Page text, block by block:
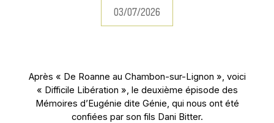
03/07/2026
Après « De Roanne au Chambon-sur-Lignon », voici
« Difficile Libération », le deuxième épisode des
Mémoires d’Eugénie dite Génie, qui nous ont été
confiées par son fils Dani Bitter.